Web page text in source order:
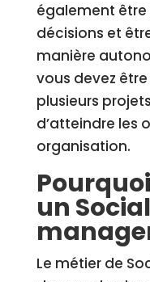
également être
décisions et
manière
vous devez
plusieurs
d’atteindre les
organisation.
un
Le métier de